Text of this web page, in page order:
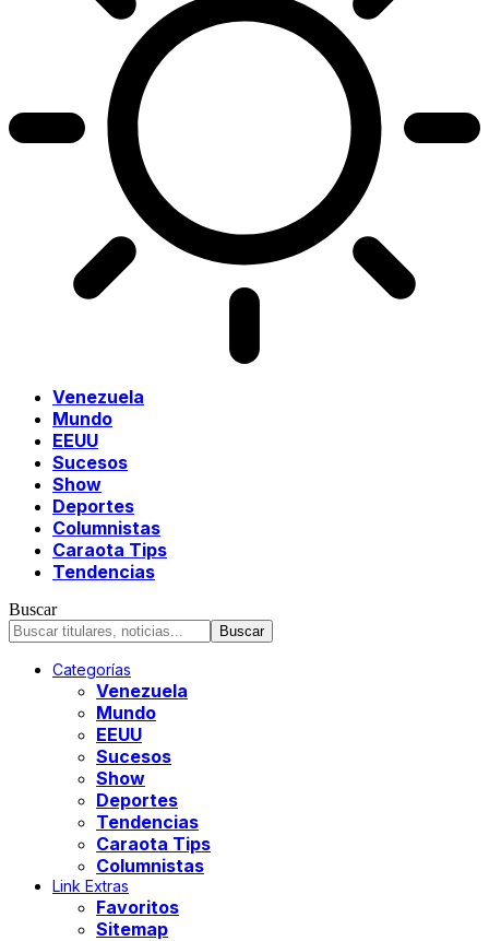
Venezuela
Mundo
EEUU
Sucesos
Show
Deportes
Columnistas
Caraota Tips
Tendencias
Buscar
Categorías
Venezuela
Mundo
EEUU
Sucesos
Show
Deportes
Tendencias
Caraota Tips
Columnistas
Link Extras
Favoritos
Sitemap